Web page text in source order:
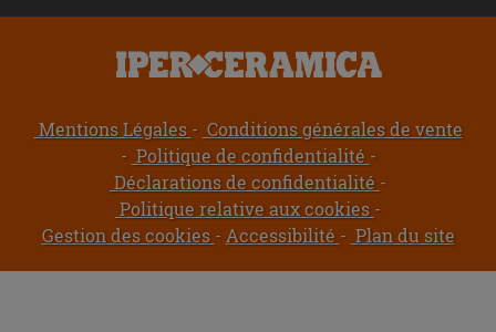
Mentions Légales
Conditions générales de vente
Politique de confidentialité
Déclarations de confidentialité
Politique relative aux cookies
Gestion des cookies
Accessibilité Plan du site